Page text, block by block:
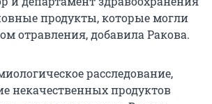
продукты, которые могли
отравления, добавила Ракова.
расследование,
некачественных продуктов